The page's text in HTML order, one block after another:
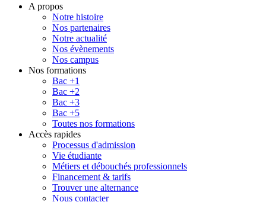
A propos
Notre histoire
Nos partenaires
Notre actualité
Nos évènements
Nos campus
Nos formations
Bac +1
Bac +2
Bac +3
Bac +5
Toutes nos formations
Accès rapides
Processus d'admission
Vie étudiante
Métiers et débouchés professionnels
Financement & tarifs
Trouver une alternance
Nous contacter